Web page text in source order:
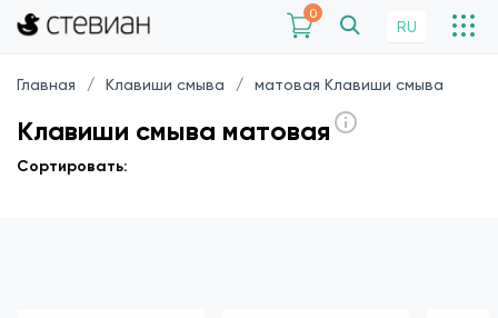
0
RU
Главная Клавиши смыва матовая Клавиши смыва
Клавиши смыва матовая
Сортировать: